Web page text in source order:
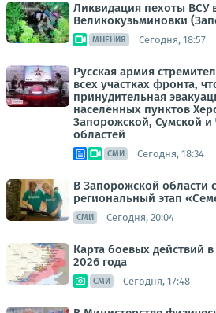
Ликвидация пехоты ВСУ
Великокузьминовки
МНЕНИЯ Сегодня, 18:57
Русская армия
всех участках фронта,
принудительная
населённых пунктов
Запорожской, Сумской и
областей
СМИ Сегодня, 18:34
В Запорожской области
региональный этап
СМИ Сегодня, 20:04
Карта боевых действий
2026 года
СМИ Сегодня, 17:48